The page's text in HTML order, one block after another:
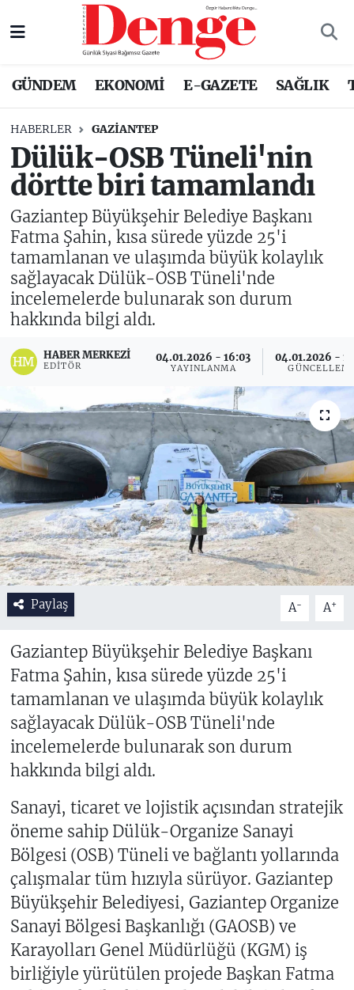
GÜNDEM EKONOMİ E-GAZETE SAĞLIK
HABERLER GAZIANTEP
Dülük-OSB Tüneli'nin
dörtte biri tamamlandı
Gaziantep Büyükşehir Belediye Başkanı
Fatma Şahin, kısa sürede yüzde 25'i
tamamlanan ve ulaşımda büyük kolaylık
sağlayacak Dülük-OSB Tüneli'nde
incelemelerde bulunarak son durum
hakkında bilgi aldı.
HABER MERKEZI
EDITÖR
04.01.2026 - 16:03
YAYINLANMA
04.01.2026 -
Paylaş A- A+
Gaziantep Büyükşehir Belediye Başkanı
Fatma Şahin, kısa sürede yüzde 25'i
tamamlanan ve ulaşımda büyük kolaylık
sağlayacak Dülük-OSB Tüneli'nde
incelemelerde bulunarak son durum
hakkında bilgi aldı.
Sanayi, ticaret ve lojistik açısından stratejik
öneme sahip Dülük-Organize Sanayi
Bölgesi (OSB) Tüneli ve bağlantı yollarında
çalışmalar tüm hızıyla sürüyor. Gaziantep
Büyükşehir Belediyesi, Gaziantep Organize
Sanayi Bölgesi Başkanlığı (GAOSB) ve
Karayolları Genel Müdürlüğü (KGM) iş
birliğiyle yürütülen projede Başkan Fatma
Nöbetçi Eczaneler
Trafik Durumu
Süper Lig Puan Durumu ve Fikstür
Tüm Manşetler
Son Dakika Haberleri
Haber Arşivi